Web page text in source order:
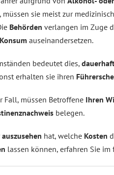
müssen sie meist zur
Behörden verlangen im Zuge
Konsum auseinandersetzen.
bedeutet dies,
erhalten sie ihren
Fall, müssen Betroffene Ihren
belegen.
auszusehen hat, welche Kosten
lassen können, erfahren Sie